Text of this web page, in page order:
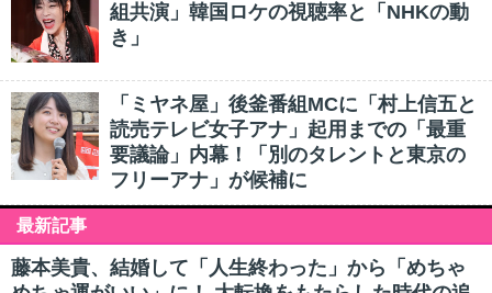
組共演」韓国ロケの視聴率と「NHKの動
き」
「ミヤネ屋」後釜番組MCに「村上信五と
読売テレビ女子アナ」起用までの「最重
要議論」内幕！「別のタレントと東京の
フリーアナ」が候補に
最新記事
藤本美貴、結婚して「人生終わった」から「めちゃ